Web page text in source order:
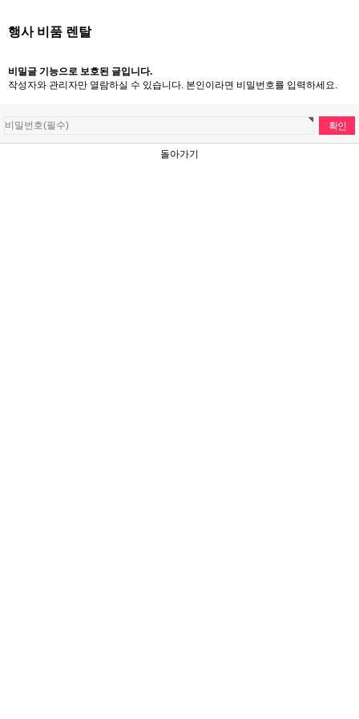
행사 비품 렌탈
비밀글 기능으로 보호된 글입니다.
작성자와 관리자만 열람하실 수 있습니다. 본인이라면 비밀번호를 입력하세요.
돌아가기